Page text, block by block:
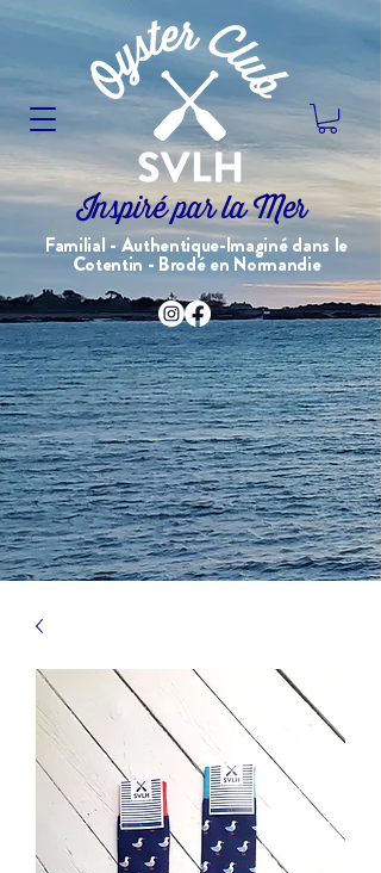
Inspiré par la Mer
Familial - Authentique-Imaginé dans le
Cotentin - Brodé en Normandie